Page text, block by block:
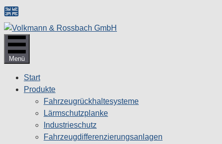
Zum
Inhalt
springen
Menü
Start
Produkte
Fahrzeugrückhaltesysteme
Lärmschutzplanke
Industrieschutz
Fahrzeug­differenzierungsanlagen